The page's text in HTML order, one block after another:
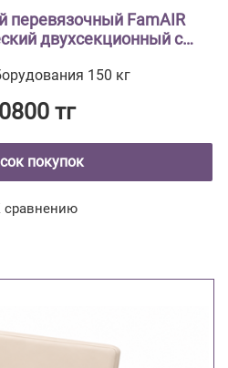
перевязочный FamAIR
двухсекционный с
150 кг
тг
покупок
сравнению